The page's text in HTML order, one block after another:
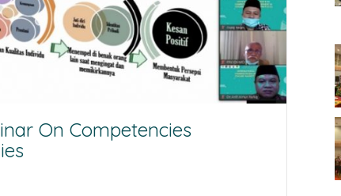
On Competencies